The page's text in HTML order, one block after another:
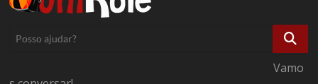
Posso
ajudar?
Vamo